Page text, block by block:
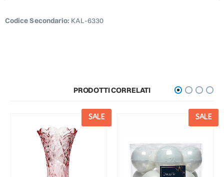
Codice Secondario: KAL-6330
PRODOTTI CORRELATI
vaso ceramica tondo -